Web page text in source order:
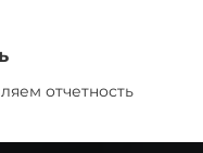
отчетность